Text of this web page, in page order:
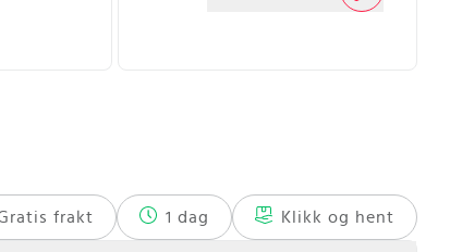
frakt 1 dag Klikk og hent